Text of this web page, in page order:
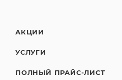
АКЦИИ
УСЛУГИ
ПОЛНЫЙ ПРАЙС-ЛИСТ